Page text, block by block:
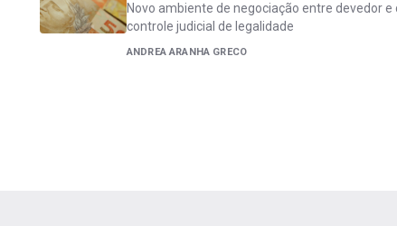
Novo ambiente de negociação entre devedor
controle judicial de legalidade
ANDREA ARANHA GRECO